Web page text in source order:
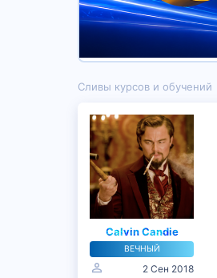
Сливы курсов и обучений
Calvin Candie
ВЕЧНЫЙ
2 Сен 2018